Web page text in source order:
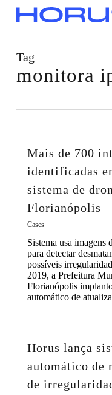
Tag
monitora
Mais de 700
identificadas
sistema de
Florianópolis
Cases
Sistema usa imagens
para detectar
possíveis
2019, a Prefeitura
Florianópolis
automático de
Horus lança
automático de
de